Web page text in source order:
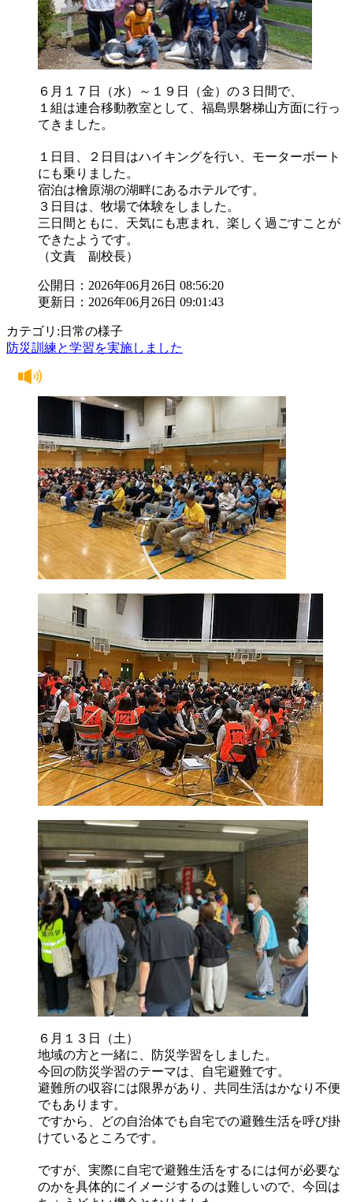
６月１７日（水）～１９日（金）の３日間で、
１組は連合移動教室として、福島県磐梯山方面に行っ
てきました。
１日目、２日目はハイキングを行い、モーターボート
にも乗りました。
宿泊は檜原湖の湖畔にあるホテルです。
３日目は、牧場で体験をしました。
三日間ともに、天気にも恵まれ、楽しく過ごすことが
できたようです。
（文責 副校長）
公開日：2026年06月26日 08:56:20
更新日：2026年06月26日 09:01:43
カテゴリ:日常の様子
防災訓練と学習を実施しました
６月１３日（土）
地域の方と一緒に、防災学習をしました。
今回の防災学習のテーマは、自宅避難です。
避難所の収容には限界があり、共同生活はかなり不便
でもあります。
ですから、どの自治体でも自宅での避難生活を呼び掛
けているところです。
ですが、実際に自宅で避難生活をするには何が必要な
のかを具体的にイメージするのは難しいので、今回は